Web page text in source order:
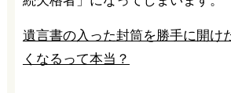
遺言書の入った封筒を勝手に開け
くなるって本当？